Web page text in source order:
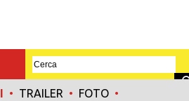
• TRAILER • FOTO •